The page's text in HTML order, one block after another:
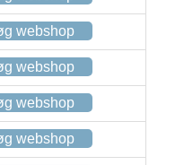
webshop
webshop
webshop
webshop